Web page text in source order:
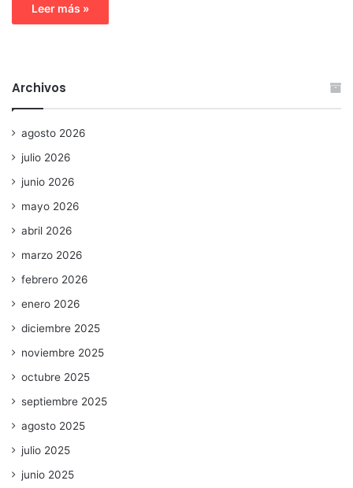
Leer más »
Archivos
agosto 2026
julio 2026
junio 2026
mayo 2026
abril 2026
marzo 2026
febrero 2026
enero 2026
diciembre 2025
noviembre 2025
octubre 2025
septiembre 2025
agosto 2025
julio 2025
junio 2025